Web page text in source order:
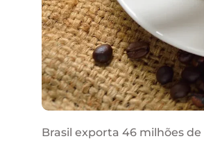
Brasil exporta 46 milhões